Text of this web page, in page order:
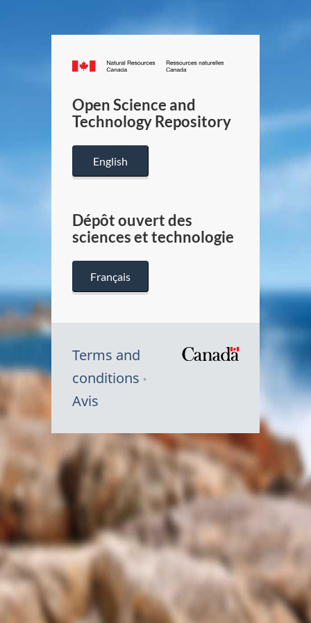
Canada.ca
/
Canada
Open Science and
Technology Repository
English
Dépôt ouvert des
sciences et technologie
Français
Terms and
conditions
Avis
Symbole
du
Canada